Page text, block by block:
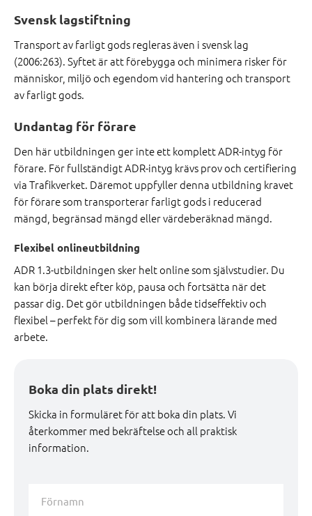
Svensk lagstiftning
Transport av farligt gods regleras även i svensk lag
(2006:263). Syftet är att förebygga och minimera risker för
människor, miljö och egendom vid hantering och transport
av farligt gods.
Undantag för förare
Den här utbildningen ger inte ett komplett ADR-intyg för
förare. För fullständigt ADR-intyg krävs prov och certifiering
via Trafikverket. Däremot uppfyller denna utbildning kravet
för förare som transporterar farligt gods i reducerad
mängd, begränsad mängd eller värdeberäknad mängd.
Flexibel onlineutbildning
ADR 1.3-utbildningen sker helt online som självstudier. Du
kan börja direkt efter köp, pausa och fortsätta när det
passar dig. Det gör utbildningen både tidseffektiv och
flexibel – perfekt för dig som vill kombinera lärande med
arbete.
Boka din plats direkt!
Skicka in formuläret för att boka din plats. Vi
återkommer med bekräftelse och all praktisk
information.